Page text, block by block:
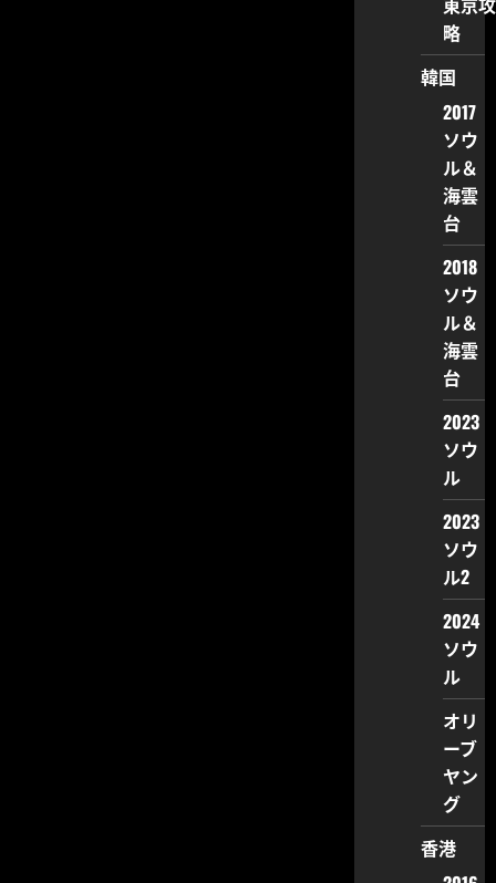
略
韓国
2017
ソウ
ル＆
海雲
台
2018
ソウ
ル＆
海雲
台
2023
ソウ
ル
2023
ソウ
ル2
2024
ソウ
ル
オリ
ーブ
ヤン
グ
香港